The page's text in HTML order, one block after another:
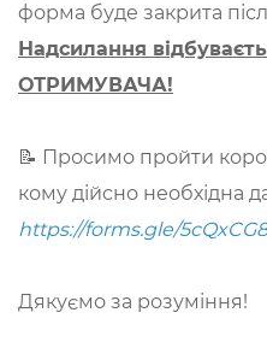
форма буде закрита
Надсилання
ОТРИМУВАЧА!
📝 Просимо пройти
кому дійсно необхідна
https://forms.gle/
Дякуємо за розуміння!